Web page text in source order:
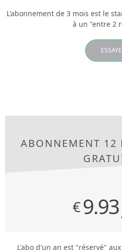
L'abonnement de 3 mois est le
à un "entre 2
ABONNEMENT
€9.93
L'abo d'un an est "réservé"